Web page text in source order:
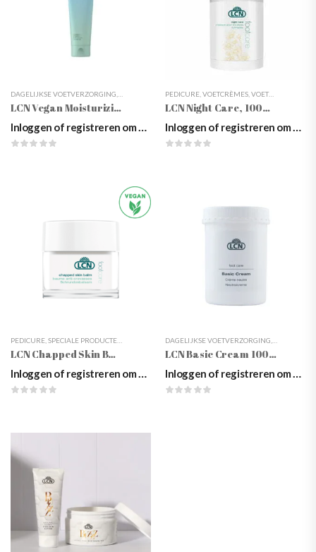
DAGELIJKSE VOETVERZORGING PEDICURE,VOETCRÈMES,VOETCRÈMES & LOTIONS
LCN Vegan Moisturizing Foot Cream
Inloggen of registreren om prijzen te zien
PEDICURE VOETCRÈMES VOETVERZORGING
LCN Night Care, 1000ml
Inloggen of registreren om prijzen te zien
PEDICURE SPECIALE PRODUCTEN VOETCRÈMES,VOETVERZORGING
LCN Chapped Skin Balm
Inloggen of registreren om prijzen te zien
DAGELIJKSE VOETVERZORGING
LCN Basic Cream 1000ml
Inloggen of registreren om prijzen te zien